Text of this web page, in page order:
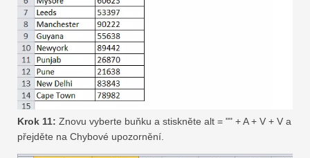
Krok 11: Znovu vyberte buňku a stiskněte alt = "" + A + V + V a
přejděte na Chybové upozornění.